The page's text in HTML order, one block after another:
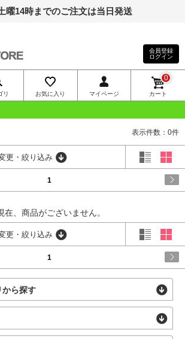
曜14時までのご注文は当日発送
ン
会員登録
ログイン
リ お気に入り マイページ カート
0
表示件数：0件
更・絞り込み
1
在、商品がございません。
更・絞り込み
1
から探す